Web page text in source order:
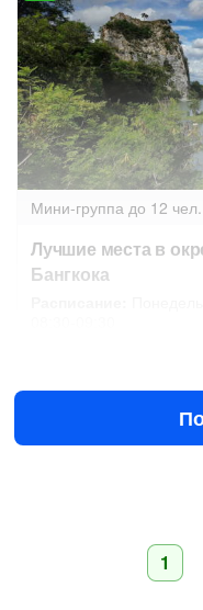
Мини-группа до 12 чел.
Лучшие места в
Бангкока
3230 ฿за человека
1